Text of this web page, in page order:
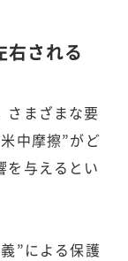
される
さまざまな要
中摩擦”がど
を与えるとい
”による保護